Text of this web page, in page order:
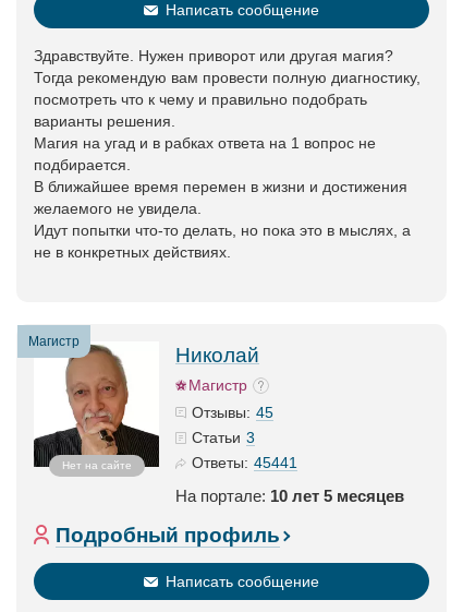
Написать сообщение
Здравствуйте. Нужен приворот или другая магия?
Тогда рекомендую вам провести полную диагностику,
посмотреть что к чему и правильно подобрать
варианты решения.
Магия на угад и в рабках ответа на 1 вопрос не
подбирается.
В ближайшее время перемен в жизни и достижения
желаемого не увидела.
Идут попытки что-то делать, но пока это в мыслях, а
не в конкретных действиях.
Магистр
Нет на сайте
Николай
Магистр
Отзывы: 45
Статьи 3
Ответы: 45441
На портале: 10 лет 5 месяцев
Подробный профиль
Написать сообщение